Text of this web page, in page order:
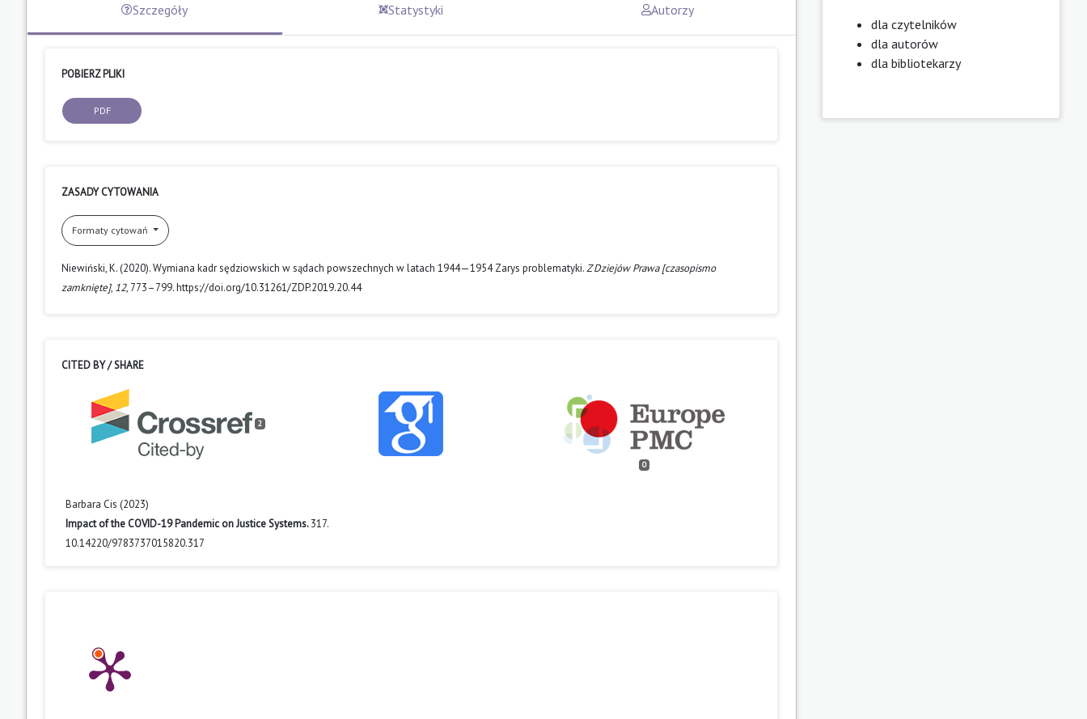
Szczegóły Statystyki Autorzy
POBIERZ PLIKI
PDF
ZASADY CYTOWANIA
Formaty cytowań
Niewiński, K. (2020). Wymiana kadr sędziowskich w sądach powszechnych w latach 1944—1954 Zarys problematyki.Z Dziejów Prawa [czasopismo
zamknięte], 12, 773–799. https://doi.org/10.31261/ZDP.2019.20.44
CITED BY / SHARE
2
0
Barbara Cis (2023)
Impact of the COVID-19 Pandemic on Justice Systems.317.
10.14220/9783737015820.317
dla czytelników
dla autorów
dla bibliotekarzy